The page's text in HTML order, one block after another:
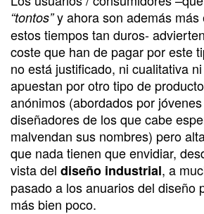
“tontos”y ahora son además más
estos tiempos tan duros-
coste que han de pagar por este
no está justificado, ni cualitativa
apuestan por otro tipo de
anónimos (abordados por
diseñadores de los que cabe
malvendan sus nombres) pero
que nada tienen que envidiar,
vista del diseño industrial, a
pasado a los anuarios del diseño
más bien poco.